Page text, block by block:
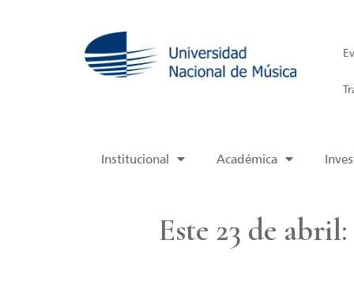
Institucional Académica
Este 23 de